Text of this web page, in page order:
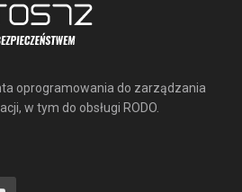
oprogramowania do zarządzania
w tym do obsługi RODO.